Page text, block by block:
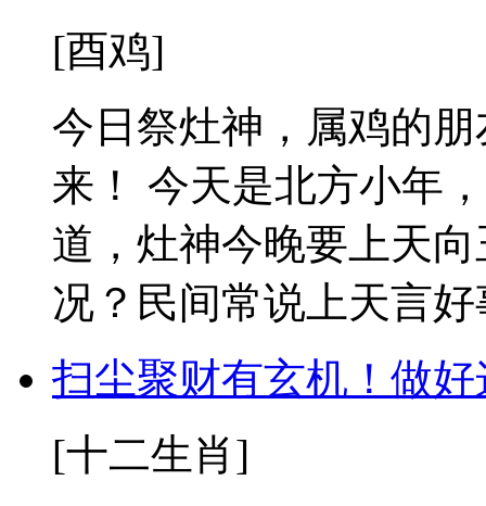
[酉鸡]
今日祭灶神，属鸡的
来！ 今天是北方小年
道，灶神今晚要上天
况？民间常说上天言
扫尘聚财有玄机！做
[十二生肖]